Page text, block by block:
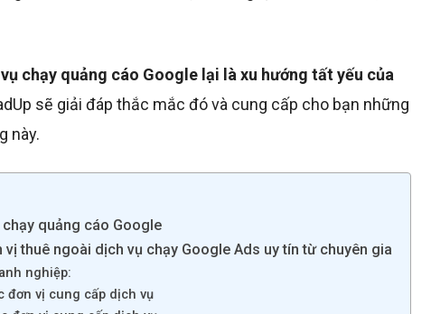
chạy quảng cáo Google lại là xu hướng tất yếu của
sẽ giải đáp thắc mắc đó và cung cấp cho bạn những
này.
quảng cáo Google
vị thuê ngoài dịch vụ chạy Google Ads uy tín từ chuyên gia
nghiệp:
đơn vị cung cấp dịch vụ